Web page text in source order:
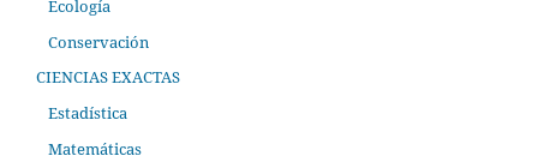
Ecología
Conservación
CIENCIAS EXACTAS
Estadística
Matemáticas